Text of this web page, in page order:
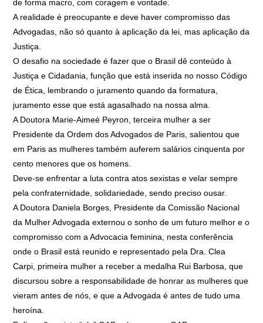
de forma macro, com coragem e vontade.
A realidade é preocupante e deve haver compromisso das
Advogadas, não só quanto à aplicação da lei, mas aplicação da
Justiça.
O desafio na sociedade é fazer que o Brasil dê conteúdo à
Justiça e Cidadania, função que está inserida no nosso Código
de Ética, lembrando o juramento quando da formatura,
juramento esse que está agasalhado na nossa alma.
A Doutora Marie-Aimeé Peyron, terceira mulher a ser
Presidente da Ordem dos Advogados de Paris, salientou que
em Paris as mulheres também auferem salários cinquenta por
cento menores que os homens.
Deve-se enfrentar a luta contra atos sexistas e velar sempre
pela confraternidade, solidariedade, sendo preciso ousar.
A Doutora Daniela Borges, Presidente da Comissão Nacional
da Mulher Advogada externou o sonho de um futuro melhor e o
compromisso com a Advocacia feminina, nesta conferência
onde o Brasil está reunido e representado pela Dra. Clea
Carpi, primeira mulher a receber a medalha Rui Barbosa, que
discursou sobre a responsabilidade de honrar as mulheres que
vieram antes de nós, e que a Advogada é antes de tudo uma
heroína.